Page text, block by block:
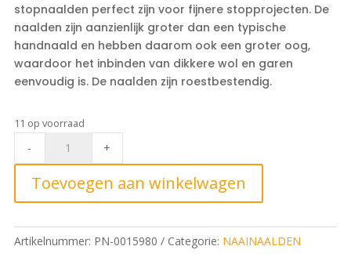
stopnaalden perfect zijn voor fijnere stopprojecten. De
naalden zijn aanzienlijk groter dan een typische
handnaald en hebben daarom ook een groter oog,
waardoor het inbinden van dikkere wol en garen
eenvoudig is. De naalden zijn roestbestendig.
11 op voorraad
Kort
-1*
quantity
- +
Toevoegen aan winkelwagen
Artikelnummer: PN-0015980 Categorie: NAAINAALDEN